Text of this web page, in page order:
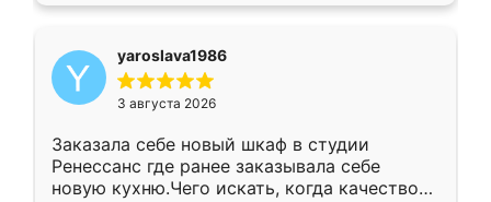
yaroslava1986
3 августа 2026
Заказала себе новый шкаф в студии
Ренессанс где ранее заказывала себе
новую кухню.Чего искать, когда качеством